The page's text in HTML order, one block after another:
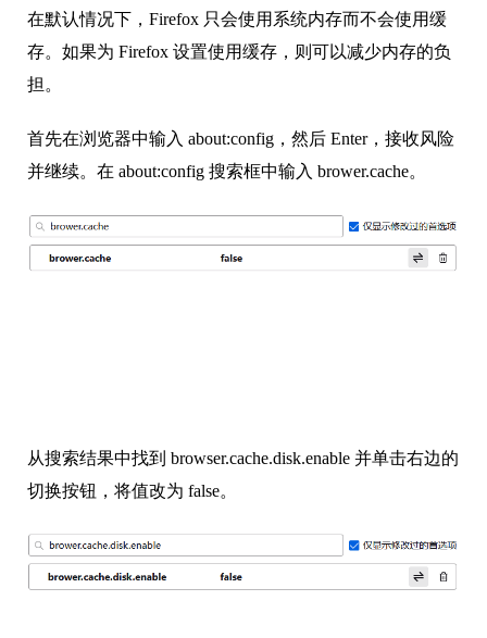
在默认情况下，Firefox 只会使用系统内存而不会使用缓
存。如果为 Firefox 设置使用缓存，则可以减少内存的负
担。
首先在浏览器中输入 about:config，然后 Enter，接收风险
并继续。在 about:config 搜索框中输入 brower.cache。
从搜索结果中找到 browser.cache.disk.enable 并单击右边的
切换按钮，将值改为 false。